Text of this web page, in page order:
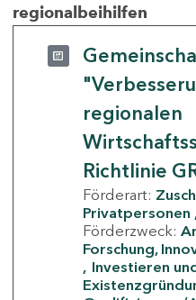
regionalbeihilfen
regionalen
Richtlinie
Förderart:
Privatpersonen
Förderzweck:
Forschung,
Investieren